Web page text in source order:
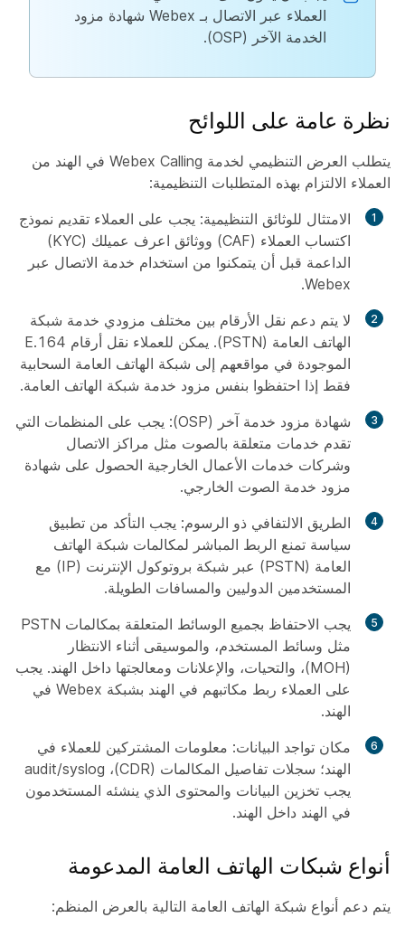
العملاء عبر الاتصال بـ Webex شهادة مزود
الخدمة الآخر (OSP).
نظرة عامة على اللوائح
يتطلب العرض التنظيمي لخدمة Webex Calling في الهند من
العملاء الالتزام بهذه المتطلبات التنظيمية:
الامتثال للوثائق التنظيمية: يجب على العملاء تقديم نموذج
اكتساب العملاء (CAF) ووثائق اعرف عميلك (KYC)
الداعمة قبل أن يتمكنوا من استخدام خدمة الاتصال عبر
Webex.
لا يتم دعم نقل الأرقام بين مختلف مزودي خدمة شبكة
الهاتف العامة (PSTN). يمكن للعملاء نقل أرقام E.164
الموجودة في مواقعهم إلى شبكة الهاتف العامة السحابية
فقط إذا احتفظوا بنفس مزود خدمة شبكة الهاتف العامة.
شهادة مزود خدمة آخر (OSP): يجب على المنظمات التي
تقدم خدمات متعلقة بالصوت مثل مراكز الاتصال
وشركات خدمات الأعمال الخارجية الحصول على شهادة
مزود خدمة الصوت الخارجي.
الطريق الالتفافي ذو الرسوم: يجب التأكد من تطبيق
سياسة تمنع الربط المباشر لمكالمات شبكة الهاتف
العامة (PSTN) عبر شبكة بروتوكول الإنترنت (IP) مع
المستخدمين الدوليين والمسافات الطويلة.
يجب الاحتفاظ بجميع الوسائط المتعلقة بمكالمات PSTN
مثل وسائط المستخدم، والموسيقى أثناء الانتظار
(MOH)، والتحيات، والإعلانات ومعالجتها داخل الهند. يجب
على العملاء ربط مكاتبهم في الهند بشبكة Webex في
الهند.
مكان تواجد البيانات: معلومات المشتركين للعملاء في
الهند؛ سجلات تفاصيل المكالمات (CDR)، audit/syslog
يجب تخزين البيانات والمحتوى الذي ينشئه المستخدمون
في الهند داخل الهند.
أنواع شبكات الهاتف العامة المدعومة
يتم دعم أنواع شبكة الهاتف العامة التالية بالعرض المنظم: